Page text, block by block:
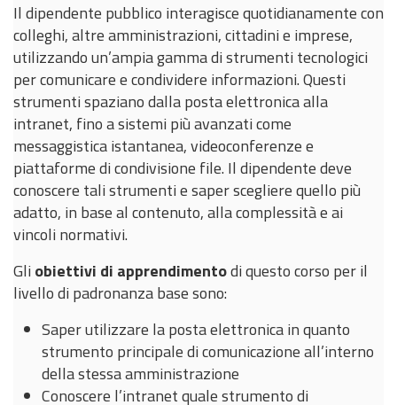
Il dipendente pubblico interagisce quotidianamente con
colleghi, altre amministrazioni, cittadini e imprese,
utilizzando un’ampia gamma di strumenti tecnologici
per comunicare e condividere informazioni. Questi
strumenti spaziano dalla posta elettronica alla
intranet, fino a sistemi più avanzati come
messaggistica istantanea, videoconferenze e
piattaforme di condivisione file. Il dipendente deve
conoscere tali strumenti e saper scegliere quello più
adatto, in base al contenuto, alla complessità e ai
vincoli normativi.
Gli obiettivi di apprendimentodi questo corso per il
livello di padronanza base sono:
Saper utilizzare la posta elettronica in quanto
strumento principale di comunicazione all’interno
della stessa amministrazione
Conoscere l’intranet quale strumento di